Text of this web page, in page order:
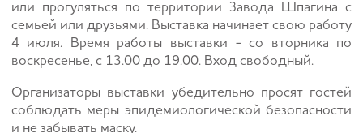
или прогуляться по территории Завода Шпагина с
семьей или друзьями. Выставка начинает свою работу
4 июля. Время работы выставки - со вторника по
воскресенье, с 13.00 до 19.00. Вход свободный.
Организаторы выставки убедительно просят гостей
соблюдать меры эпидемиологической безопасности
и не забывать маску.